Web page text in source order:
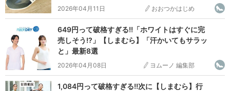
2026年04月11日 おおつかはじめ
649円って破格すぎる!!「ホワイトはすぐに完
売しそう!?」【しまむら】「汗かいてもサラッ
と」最新8選
2026年04月08日 ヨムーノ 編集部
1,084円って破格すぎる!!次に【しまむら】行